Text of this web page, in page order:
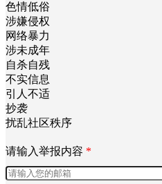
色情低俗
涉嫌侵权
网络暴力
涉未成年
自杀自残
不实信息
引人不适
抄袭
扰乱社区秩序
请输入举报内容 *